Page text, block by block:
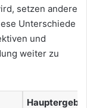
setzen andere
Unterschiede
und
weiter zu